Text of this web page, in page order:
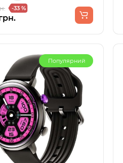
-33 %
Популярний